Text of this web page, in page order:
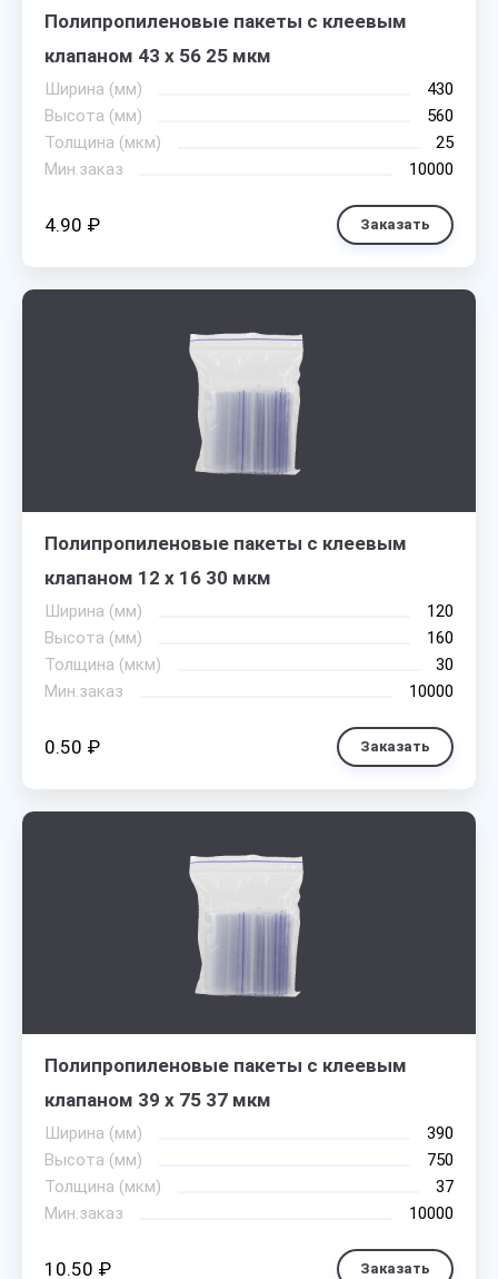
Полипропиленовые пакеты с клеевым
клапаном 43 х 56 25 мкм
Ширина (мм)
430
Высота (мм)
560
Толщина (мкм)
25
Мин.заказ
10000
4.90 ₽ Заказать
Полипропиленовые пакеты с клеевым
клапаном 12 х 16 30 мкм
Ширина (мм)
120
Высота (мм)
160
Толщина (мкм)
30
Мин.заказ
10000
0.50 ₽ Заказать
Полипропиленовые пакеты с клеевым
клапаном 39 х 75 37 мкм
Ширина (мм)
390
Высота (мм)
750
Толщина (мкм)
37
Мин.заказ
10000
10.50 ₽ Заказать